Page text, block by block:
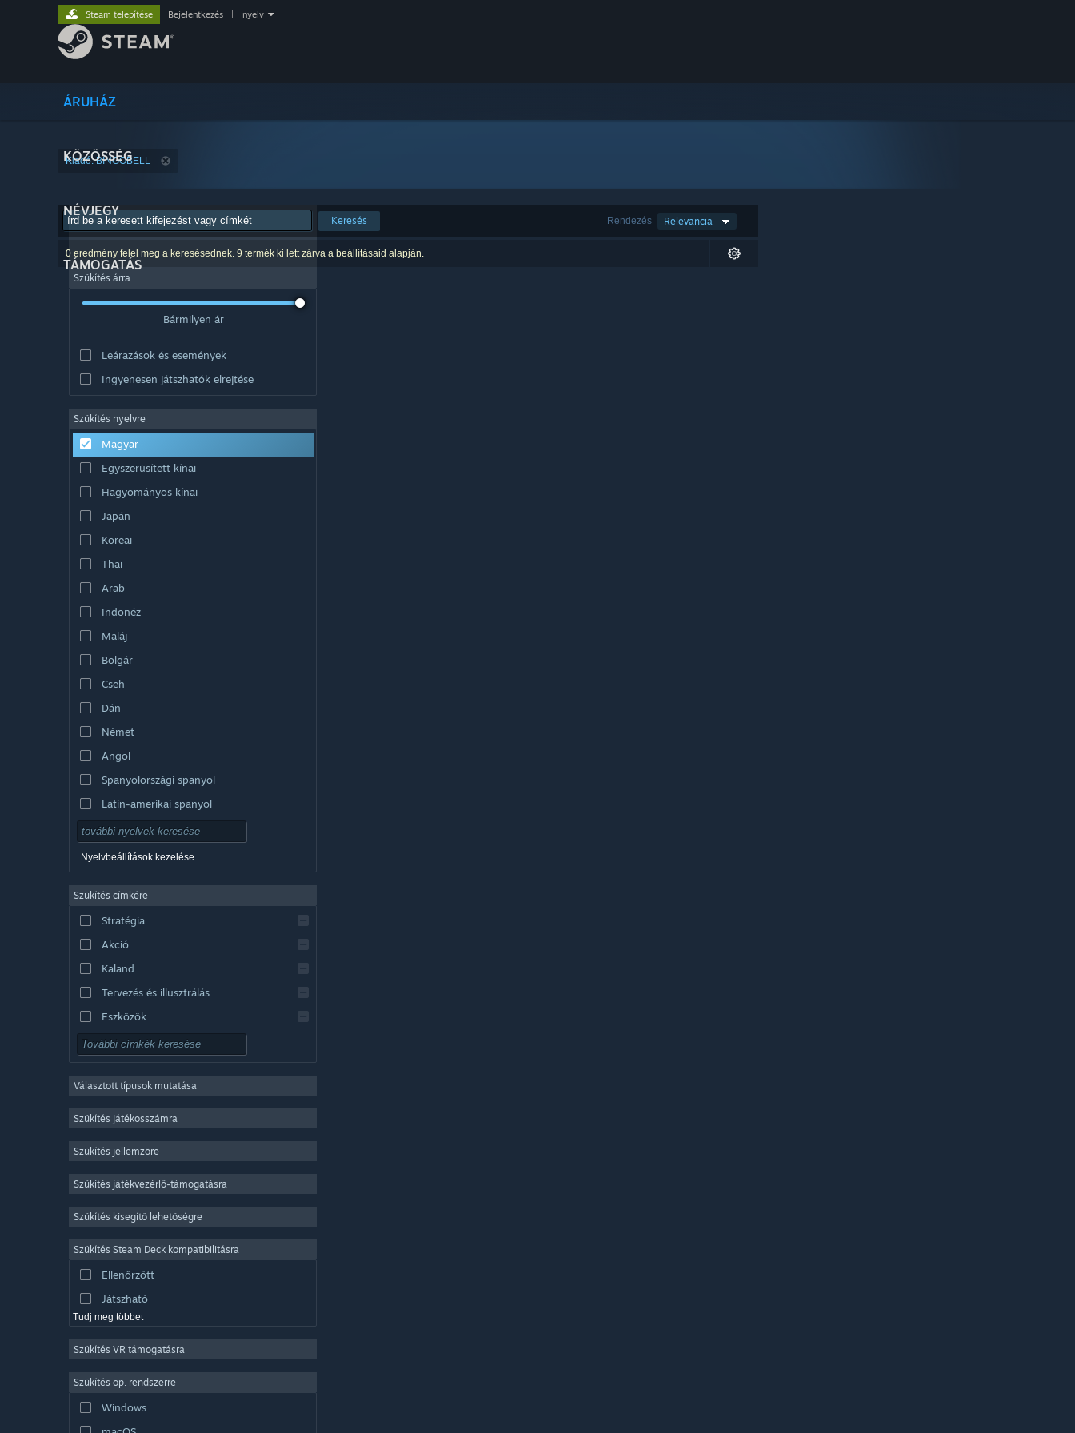
ÁRUHÁZ
KÖZÖSSÉG
NÉVJEGY
TÁMOGATÁS
Steam telepítése Bejelentkezés nyelv
Kiadó: BINGOBELL
Rendezés Relevancia
Keresés
0 eredmény felel meg a keresésednek. 9 termék ki lett zárva a beállításaid alapján.
Szűkítés árra
Bármilyen ár
Leárazások és események
Ingyenesen játszhatók elrejtése
Szűkítés nyelvre
Magyar
Egyszerűsített kínai
Hagyományos kínai
Japán
Koreai
Thai
Arab
Indonéz
Maláj
Bolgár
Cseh
Dán
Német
Angol
Spanyolországi spanyol
Latin-amerikai spanyol
Nyelvbeállítások kezelése
Szűkítés címkére
Stratégia
Akció
Kaland
Tervezés és illusztrálás
Eszközök
Ingyenesen játszható
Sokszereplős többjátékos
Indie
Könnyed
Szimuláció
Videószerkesztés
Fényképszerkesztés
Választott típusok mutatása
Szűkítés játékosszámra
Szűkítés jellemzőre
Szűkítés játékvezérlő-támogatásra
Szűkítés kisegítő lehetőségre
Szűkítés Steam Deck kompatibilitásra
Ellenőrzött
Játszható
Tudj meg többet
Szűkítés VR támogatásra
Szűkítés op. rendszerre
Windows